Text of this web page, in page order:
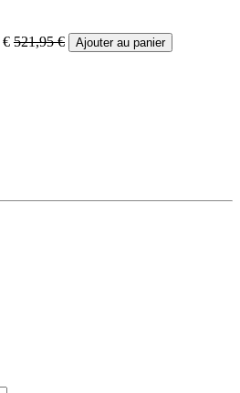
€ 521,95€ Ajouter au panier